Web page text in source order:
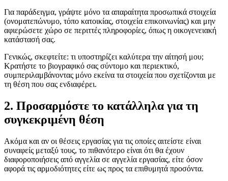
Για παράδειγμα, γράψτε μόνο τα απαραίτητα προσωπικά στοιχεία
(ονοματεπώνυμο, τόπο κατοικίας, στοιχεία επικοινωνίας) και μην
αφιερώσετε χώρο σε περιττές πληροφορίες, όπως η οικογενειακή
κατάστασή σας.
Γενικώς, σκεφτείτε: τι υποστηρίζει καλύτερα την αίτησή μου;
Κρατήστε το βιογραφικό σας σύντομο και περιεκτικό,
συμπεριλαμβάνοντας μόνο εκείνα τα στοιχεία που σχετίζονται με
τη θέση που σας ενδιαφέρει.
2. Προσαρμόστε το κατάλληλα για τη
συγκεκριμένη θέση
Ακόμα και αν οι θέσεις εργασίας για τις οποίες αιτείστε είναι
συναφείς μεταξύ τους, το πιθανότερο είναι ότι θα έχουν
διαφοροποιήσεις από αγγελία σε αγγελία εργασίας, είτε όσον
αφορά τις αρμοδιότητες είτε ως προς τα επιθυμητά προσόντα.